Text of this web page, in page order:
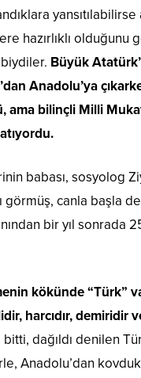
yansıtılabilirse
hazırlıklı olduğunu
Büyük
Anadolu’ya
ama bilinçli Milli
babası, sosyolog
görmüş, canla başla
bir yıl sonrada
kökünde “Türk”
harcıdır, demiridir
dağıldı denilen
Anadolu’dan